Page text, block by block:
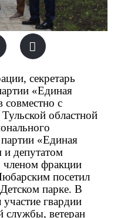
секретарь
«Единая
с
Тульской областной
«Единая
депутатом
членом фракции
посетил
парке. В
гвардии
службы, ветеран